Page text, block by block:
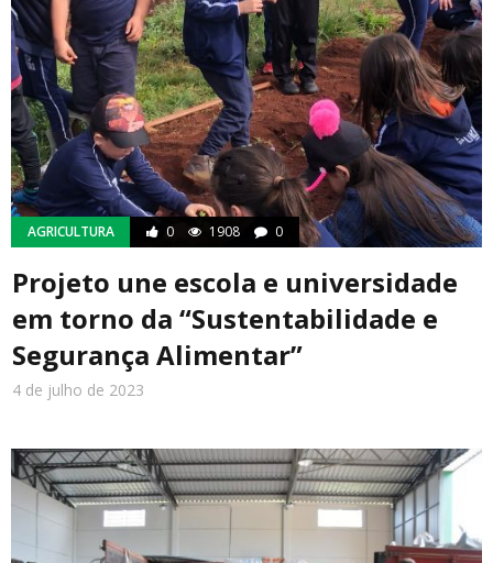
Cotidiano
AGRICULTURA 0 1908 0
Projeto une escola e universidade
em torno da “Sustentabilidade e
Segurança Alimentar”
4 de julho de 2023